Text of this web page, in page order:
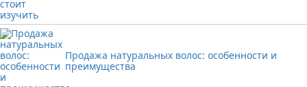
Продажа натуральных волос: особенности и
преимущества